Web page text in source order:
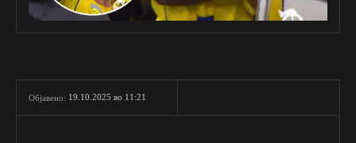
Објавено: 19.10.2025 во 11:21